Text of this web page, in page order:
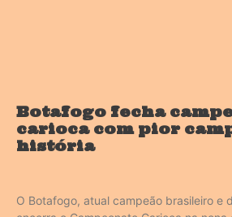
Botafogo fecha
carioca com pior
história
O Botafogo, atual campeão brasileiro e